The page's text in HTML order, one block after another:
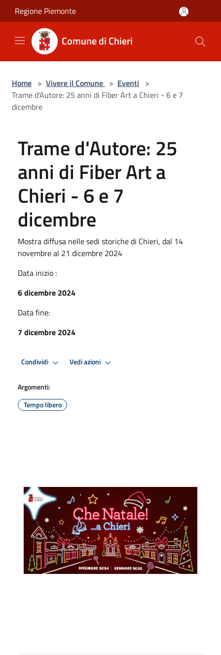
Salta al contenuto principale
Regione Piemonte
Comune di Chieri
Home > Vivere il Comune > Eventi >
Trame d'Autore: 25 anni di Fiber Art a Chieri - 6 e 7
dicembre
Trame d'Autore: 25
anni di Fiber Art a
Chieri - 6 e 7
dicembre
Mostra diffusa nelle sedi storiche di Chieri, dal 14
novembre al 21 dicembre 2024
Data inizio :
6 dicembre 2024
Data fine:
7 dicembre 2024
Condividi Vedi azioni
Argomenti:
Tempo libero